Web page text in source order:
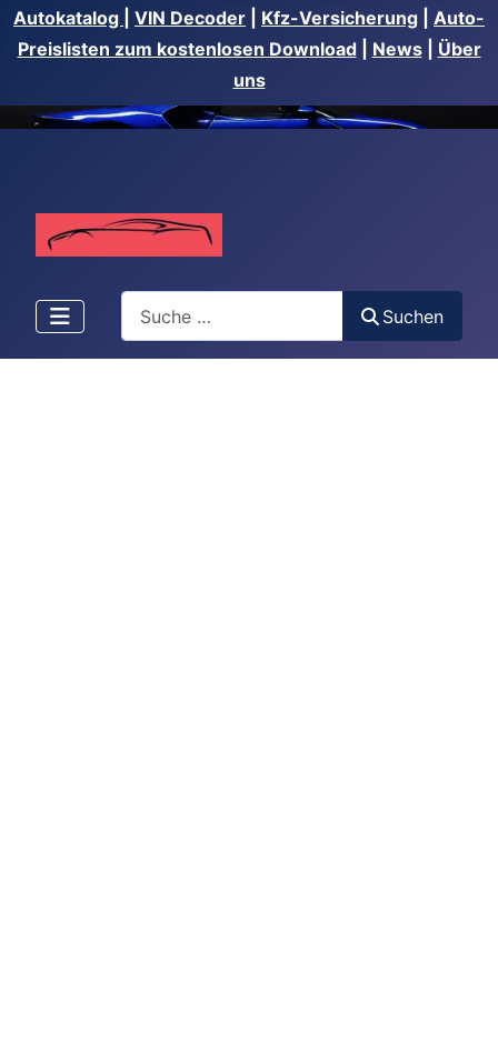
Autokatalog VIN Decoder Kfz-Versicherung
Auto-
Preislisten zum kostenlosen Download| News| Über
uns
Suchen